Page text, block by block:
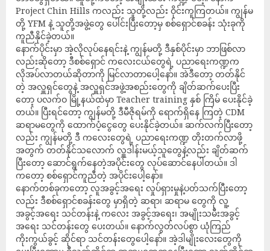
Project Chin Hills ကလည်း သူတို့လည်း ဝိုင်းကူကြတယ်။ ကျွန်မ
တို့ YFM နဲ့ သူတို့အဖွဲ့တွေ ပေါင်းပြီးတော့မှ စစ်ရှောင်စခန်း သုံးခုကို
ကူညီနိုင်ခဲ့တယ်။
နောက်ပိုင်းမှာ အဲ့လိုလုပ်နေရင်းနဲ့ ကျွန်မတို့ ဒီနှစ်ပိုင်းမှာ ဘာဖြစ်လာ
လည်းဆိုတော့ ဒီစစ်ရှောင် ကလေးငယ်တွေရဲ့ ပညာရေးကဏ္ဍက
လိုအပ်လာတယ်ဆိုတာကို မြင်လာတာပေါ့နော်။ အဲဒီတော့ တတ်နိုင်
တဲ့ အလှူရှင်တွေနဲ့ အလှူရှင်အဖွဲ့အစည်းတွေကို ချိတ်ဆက်ပေးပြီး
တော့ ပလက်ဝ မြို့နယ်ထဲမှာ Teacher training နှစ် ကြိမ် ပေးနိုင်ခဲ့
တယ်။ ပြီးရင်တော့ ကျွန်မတို့ ဒီမီဇိုရမ်ကို ရောက်ရှိနေ ကြတဲ့ CDM
ဆရာမတွေကို ထောက်ပံ့ငွေတွေ ပေးနိုင်ခဲ့တယ်။ ဆက်လက်ပြီးတော့
လည်း ကျွန်မတို့ ဒီ ကလေးတွေရဲ့ ပညာရေးကဏ္ဍ တိုးတက်လာဖို့
အတွက် တတ်နိုင်သလောက် လှူဒါန်းမယ့်သူတွေနဲ့လည်း ချိတ်ဆက်
ပြီးတော့ ဆောင်ရွက်နေတဲ့အပိုင်းတွေ လုပ်ဆောင်နေပါတယ်။ ဒါ
ကတော့ စစ်ရှောင်ကူညီတဲ့ အပိုင်းပေါ့နော်။
နောက်တစ်ခုကတော့ လူအခွင့်အရေး လှုပ်ရှားမှုနဲ့ပတ်သက်ပြီးတော့
လည်း ဒီစစ်ရှောင်စခန်းတွေ မှာရှိတဲ့ ဆရာ၊ ဆရာမ တွေကို လူ့
အခွင့်အရေး သင်တန်းနဲ့ ကလေး အခွင့်အရေး၊ အမျိုးသမီးအခွင့်
အရေး သင်တန်းတွေ ပေးတယ်။ နောက်လွတ်လပ်စွာ ယုံကြည်
ကိုးကွယ်ခွင့် ဆိုင်ရာ သင်တန်းတွေပေါ့နော်။ အဲ့ဒါမျိုးလေးတွေကို